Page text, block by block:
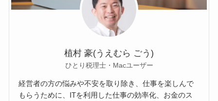
植村 豪(うえむら ごう)
ひとり税理士・Macユーザー
経営者の方の悩みや不安を取り除き、仕事を楽しんで
もらうために、ITを利用した仕事の効率化、お金のス